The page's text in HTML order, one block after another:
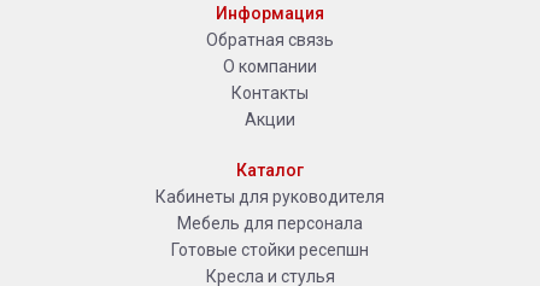
Информация
Обратная связь
О компании
Контакты
Акции
Каталог
Кабинеты для руководителя
Мебель для персонала
Готовые стойки ресепшн
Кресла и стулья